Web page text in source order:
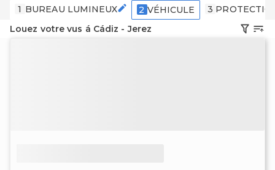
1 BUREAU LUMINEUX 2 VÉHICULE 3
Louez votre vus á Cádiz - Jerez